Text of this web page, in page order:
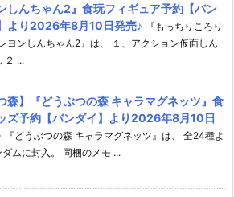
しんちゃん2』食玩フィギュア予約【バン
より2026年8月10日発売♪
『もっちりころり
ヨンしんちゃん2』は、 １、アクション仮面しん
２ ...
森】『どうぶつの森 キャラマグネッツ』食
ズ予約【バンダイ】より2026年8月10日
『どうぶつの森 キャラマグネッツ』は、 全24種よ
ダムに封入。 同梱のメモ ...